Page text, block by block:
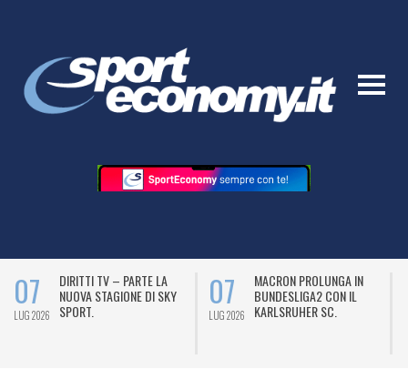
07
LUG 2026
DIRITTI TV – PARTE LA
NUOVA STAGIONE DI SKY
SPORT.
07
LUG 2026
MACRON PROLUNGA IN
BUNDESLIGA2 CON IL
KARLSRUHER SC.